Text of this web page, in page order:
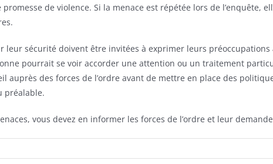
de violence. Si la menace est répétée lors de
leur sécurité doivent être invitées à exprimer leurs
pourrait se voir accorder une attention ou un traitement
auprès des forces de l’ordre avant de mettre en place des
préalable.
vous devez en informer les forces de l’ordre et leur